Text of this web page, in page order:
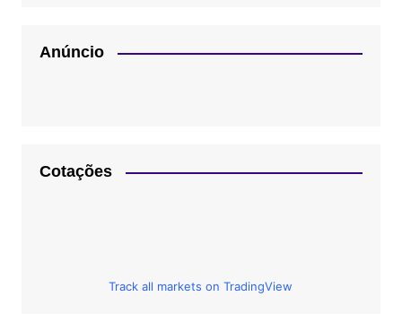
Anúncio
Cotações
Track all markets on TradingView